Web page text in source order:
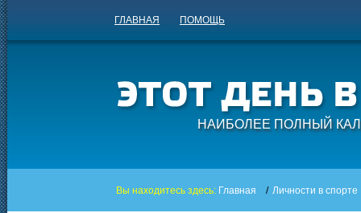
ГЛАВНАЯ ПОМОЩЬ
НАИБОЛЕЕ ПОЛНЫЙ
Вы находитесь здесь: Главная / Личности в спорте